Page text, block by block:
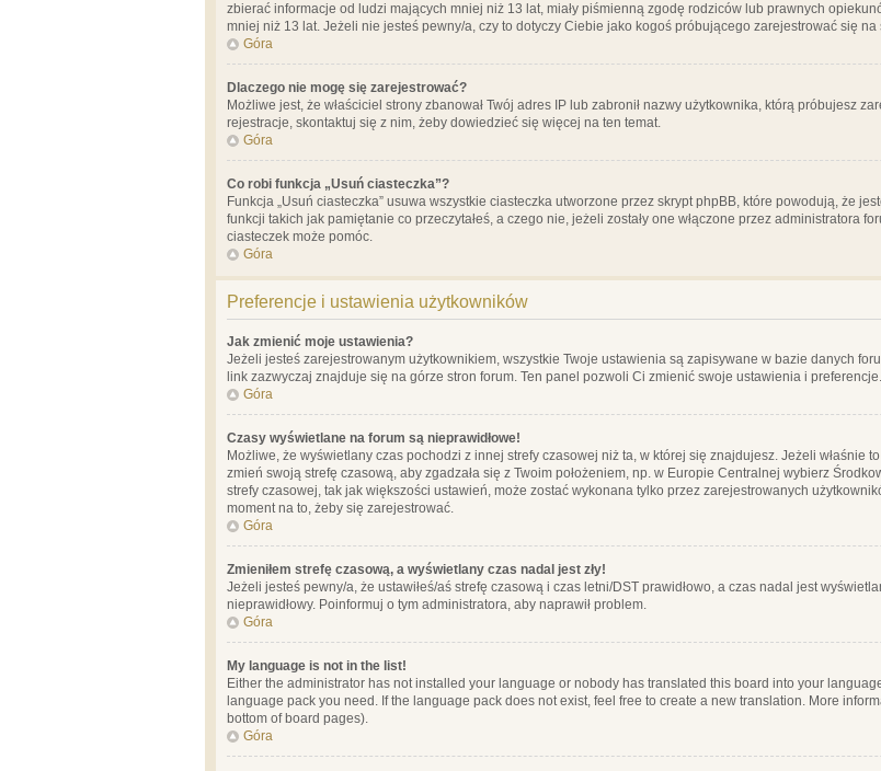
zbierać informacje od ludzi mających mniej niż 13 lat, miały piśmienną zgodę rodziców lub prawnych
mniej niż 13 lat. Jeżeli nie jesteś pewny/a, czy to dotyczy Ciebie jako kogoś próbującego zarejestrować się
Góra
Dlaczego nie mogę się zarejestrować?
Możliwe jest, że właściciel strony zbanował Twój adres IP lub zabronił nazwy użytkownika, którą próbujesz
rejestracje, skontaktuj się z nim, żeby dowiedzieć się więcej na ten temat.
Góra
Co robi funkcja „Usuń ciasteczka”?
Funkcja „Usuń ciasteczka” usuwa wszystkie ciasteczka utworzone przez skrypt phpBB, które powodują, że
funkcji takich jak pamiętanie co przeczytałeś, a czego nie, jeżeli zostały one włączone przez administratora
ciasteczek może pomóc.
Góra
Preferencje i ustawienia użytkowników
Jak zmienić moje ustawienia?
Jeżeli jesteś zarejestrowanym użytkownikiem, wszystkie Twoje ustawienia są zapisywane w bazie danych
link zazwyczaj znajduje się na górze stron forum. Ten panel pozwoli Ci zmienić swoje ustawienia i preferencje.
Góra
Czasy wyświetlane na forum są nieprawidłowe!
Możliwe, że wyświetlany czas pochodzi z innej strefy czasowej niż ta, w której się znajdujesz. Jeżeli właśnie
zmień swoją strefę czasową, aby zgadzała się z Twoim położeniem, np. w Europie Centralnej wybierz
strefy czasowej, tak jak większości ustawień, może zostać wykonana tylko przez zarejestrowanych
moment na to, żeby się zarejestrować.
Góra
Zmieniłem strefę czasową, a wyświetlany czas nadal jest zły!
Jeżeli jesteś pewny/a, że ustawiłeś/aś strefę czasową i czas letni/DST prawidłowo, a czas nadal jest
nieprawidłowy. Poinformuj o tym administratora, aby naprawił problem.
Góra
My language is not in the list!
Either the administrator has not installed your language or nobody has translated this board into your
language pack you need. If the language pack does not exist, feel free to create a new translation. More
bottom of board pages).
Góra